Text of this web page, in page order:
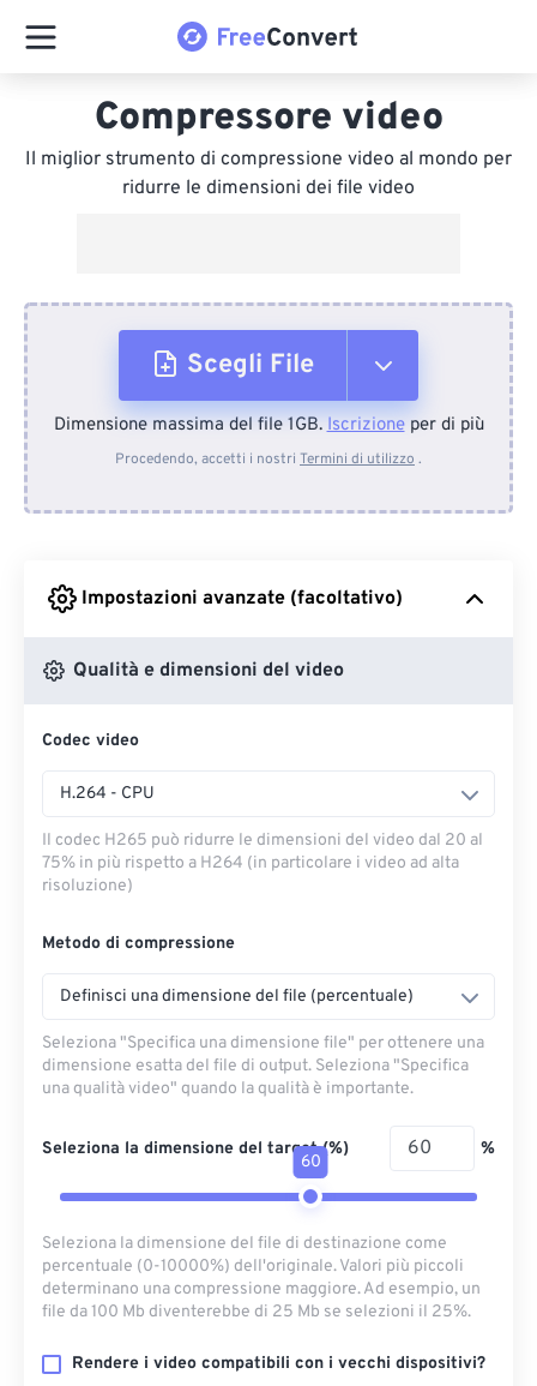
Compressore video
Il miglior strumento di compressione video al mondo per
ridurre le dimensioni dei file video
Scegli File
Dal dispositivo
Da Google Drive
Dimensione massima del file 1GB.Iscrizioneper di più
Procedendo, accetti i nostri Termini di utilizzo .
Impostazioni avanzate (facoltativo)
Qualità e dimensioni del video
Codec video
H.264 - CPU
Il codec H265 può ridurre le dimensioni del video dal 20 al
75% in più rispetto a H264 (in particolare i video ad alta
risoluzione)
Metodo di compressione
Definisci una dimensione del file (percentuale)
Seleziona "Specifica una dimensione file" per ottenere una
dimensione esatta del file di output. Seleziona "Specifica
una qualità video" quando la qualità è importante.
Seleziona la dimensione del target (%) %
60
Seleziona la dimensione del file di destinazione come
percentuale (0-10000%) dell'originale. Valori più piccoli
determinano una compressione maggiore. Ad esempio, un
file da 100 Mb diventerebbe di 25 Mb se selezioni il 25%.
Rendere i video compatibili con i vecchi dispositivi?